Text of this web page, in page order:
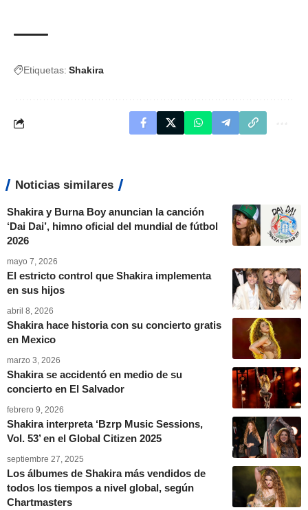
Etiquetas: Shakira
Noticias similares
Shakira y Burna Boy anuncian la canción
‘Dai Dai’, himno oficial del mundial de fútbol
2026
mayo 7, 2026
El estricto control que Shakira implementa
en sus hijos
abril 8, 2026
Shakira hace historia con su concierto gratis
en Mexico
marzo 3, 2026
Shakira se accidentó en medio de su
concierto en El Salvador
febrero 9, 2026
Shakira interpreta ‘Bzrp Music Sessions,
Vol. 53’ en el Global Citizen 2025
septiembre 27, 2025
Los álbumes de Shakira más vendidos de
todos los tiempos a nivel global, según
Chartmasters